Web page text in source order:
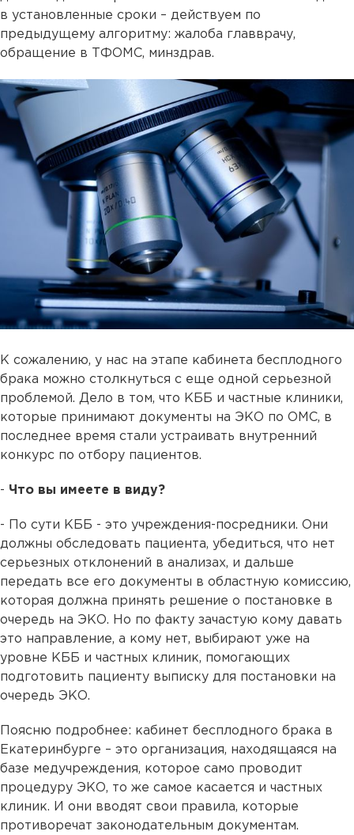
в установленные сроки – действуем по
предыдущему алгоритму: жалоба главврачу,
обращение в ТФОМС, минздрав.
К сожалению, у нас на этапе кабинета бесплодного
брака можно столкнуться с еще одной серьезной
проблемой. Дело в том, что КББ и частные клиники,
которые принимают документы на ЭКО по ОМС, в
последнее время стали устраивать внутренний
конкурс по отбору пациентов.
- Что вы имеете в виду?
- По сути КББ - это учреждения-посредники. Они
должны обследовать пациента, убедиться, что нет
серьезных отклонений в анализах, и дальше
передать все его документы в областную комиссию,
которая должна принять решение о постановке в
очередь на ЭКО. Но по факту зачастую кому давать
это направление, а кому нет, выбирают уже на
уровне КББ и частных клиник, помогающих
подготовить пациенту выписку для постановки на
очередь ЭКО.
Поясню подробнее: кабинет бесплодного брака в
Екатеринбурге – это организация, находящаяся на
базе медучреждения, которое само проводит
процедуру ЭКО, то же самое касается и частных
клиник. И они вводят свои правила, которые
противоречат законодательным документам.